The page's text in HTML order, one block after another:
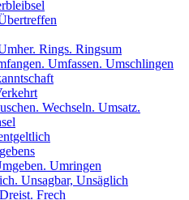
Rings. Ringsum
Umfassen. Umschlingen
Wechseln. Umsatz.
Umringen
Unsagbar, Unsäglich
Frech